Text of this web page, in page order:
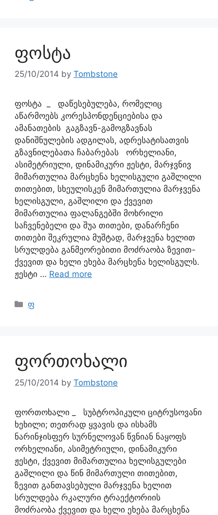
ფოსტა
25/10/2014 by Tombstone
ფოსტა _ დაწესებულება, რომელიც
აწარმოებს კორესპონდენციებისა და
ამანათების გაგზავნ-გამოგზავნას
დანიშნულების ადგილას, ადრესატისათვის
გზავნილებათა ჩაბარებას ორხელიანი,
ასიმეტრიული, დინამიკური ჟესტი, მარჯვნივ
მიმართულია მარცხენა ხელისგული გაშლილი
თითებით, სხეულისკენ მიმართულია მარჯვენა
ხელისგული, გაშლილი და ქვევით
მიმართულია ფალანგებში მოხრილი
საჩვენებელი და შუა თითები, დანარჩენი
თითები შეკრულია მუშტად, მარჯვენა ხელით
სრულდება განმეორებითი მოძრაობა ზევით-
ქვევით და ხელი ეხება მარცხენა ხელისგულს.
ჟესტი … Read more
ფ
ფორთოხალი
25/10/2014 by Tombstone
ფორთოხალი _ სუბტროპიკული ციტრუსოვანი
ხეხილი; თეთრად ყვავის და ისხამს
ნარინჯისფერ სურნელოვან წვნიან ნაყოფს
ორხელიანი, ასიმეტრიული, დინამიკური
ჟესტი, ქვევით მიმართულია ხელისგულები
გაშლილი და წინ მიმართული თითებით,
ზევით განთავსებული მარჯვენა ხელით
სრულდება რკალური ტრაექტორიის
მოძრაობა ქვევით და ხელი ეხება მარცხენა